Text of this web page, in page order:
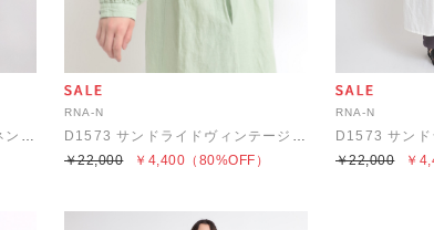
D1596 ピンタックフレンチリネンワンピース
RNA-N
D1573 サンドライドヴィンテージワンピース
￥4,400
￥22,000 （80%OFF）
RNA-N
￥
￥22,000